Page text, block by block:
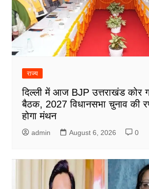
राज्य
दिल्ली में आज BJP उत्तराखंड कोर
बैठक, 2027 विधानसभा चुनाव की
होगा मंथन
admin August 6, 2026 0